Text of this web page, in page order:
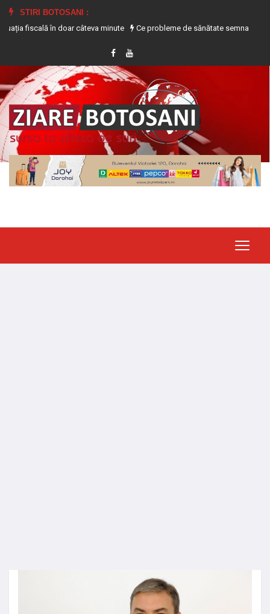
STIRI BOTOSANI :
în doar câteva minute
Ce probleme de sănătate semnalează